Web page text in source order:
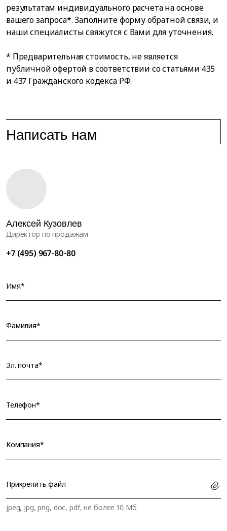
результатам индивидуального расчета на основе
вашего запроса*. Заполните форму обратной связи, и
наши специалисты свяжутся с Вами для уточнения.
* Предварительная стоимость, не является
публичной офертой в соответствии со статьями 435
и 437 Гражданского кодекса РФ.
Написать нам
Алексей Кузовлев
Директор по продажам
+7 (495) 967-80-80
Имя*
Фамилия*
Эл. почта*
Телефон*
Компания*
Прикрепить файл
jpeg, jpg, png, doc, pdf, не более 10 Мб